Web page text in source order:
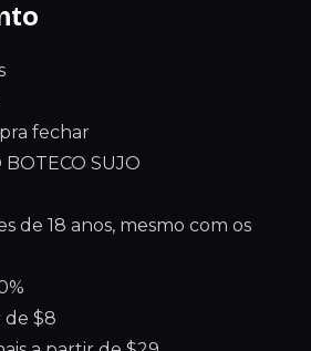
fechar
BOTECO SUJO
de 18 anos, mesmo com os
de $8